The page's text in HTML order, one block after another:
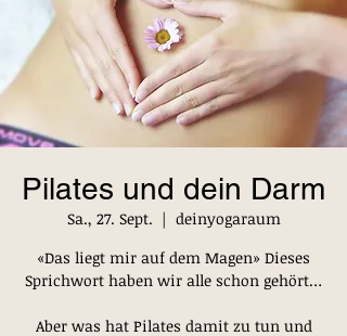
Pilates und dein Darm
Sa., 27. Sept.
  |
deinyogaraum
«Das liegt mir auf dem Magen» Dieses
Sprichwort haben wir alle schon gehört…
Aber was hat Pilates damit zu tun und